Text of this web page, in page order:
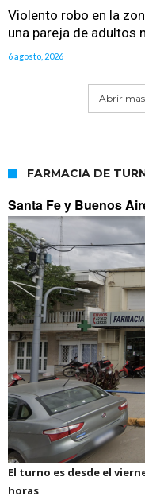
Violento robo en la
una pareja de adultos
6 agosto, 2026
Abrir
FARMACIA DE
Santa Fe y Buenos
El turno es desde el
horas